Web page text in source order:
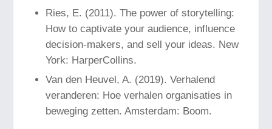
Ries, E. (2011). The power of storytelling:
How to captivate your audience, influence
decision-makers, and sell your ideas. New
York: HarperCollins.
Van den Heuvel, A. (2019). Verhalend
veranderen: Hoe verhalen organisaties in
beweging zetten. Amsterdam: Boom.